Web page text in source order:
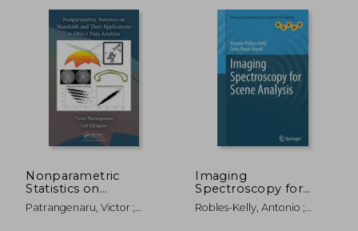
45%
Nonparametric
Statistics on
Manifolds and Their
Applications to
Patrangenaru, Victor ;
Imaging
Spectroscopy for
Scene Analysis (en
Inglés)
Robles-Kelly, Antonio ;